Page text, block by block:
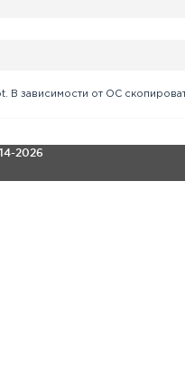
В зависимости от ОС
2026